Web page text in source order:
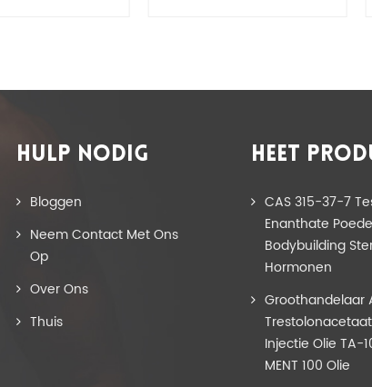
HULP NODIG
Bloggen
Neem Contact Met Ons
Op
Over Ons
Thuis
HEET
CAS 315-37-7
Enanthate
Bodybuilding
Hormonen
Groothandelaar
Injectie Olie TA-
MENT 100 Olie